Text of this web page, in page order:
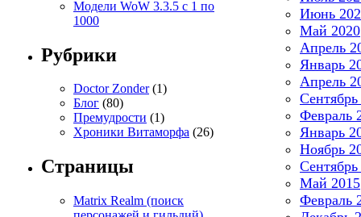
Модели WoW 3.3.5 с 1 по
1000
Рубрики
Doctor Zonder(1)
Блог (80)
Премудрости (1)
Хроники Витаморфа (26)
Страницы
Matrix Realm (поиск
Июнь
Май 2020
Апрель
Январь
Апрель
Февраль
Январь
Ноябрь
Май 2015
Февраль